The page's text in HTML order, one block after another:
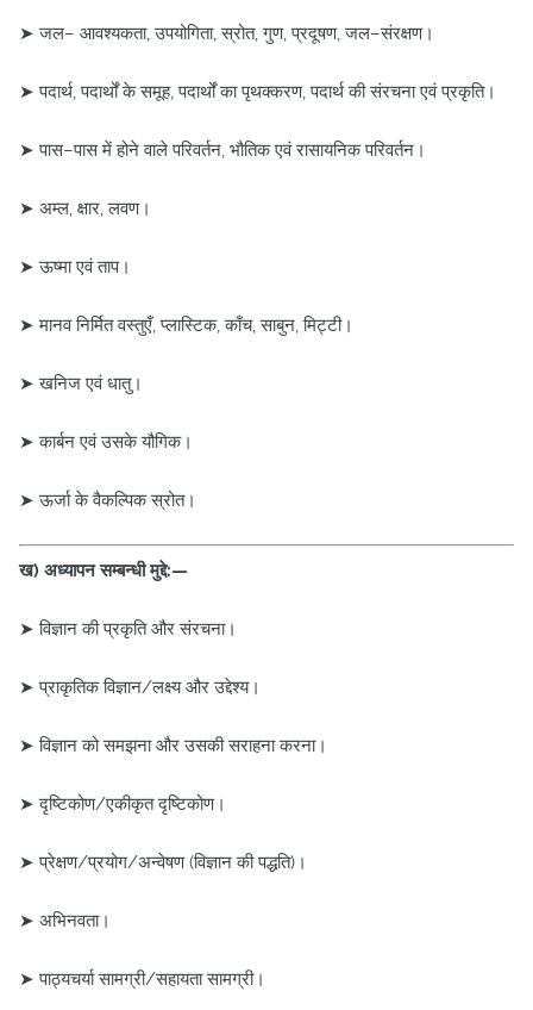
➤ जल– आवश्यकता, उपयोगिता, स्रोत, गुण, प्रदूषण, जल–संरक्षण।
➤ पदार्थ, पदार्थों के समूह, पदार्थों का पृथक्करण, पदार्थ की संरचना एवं प्रकृति।
➤ पास–पास में होने वाले परिवर्तन, भौतिक एवं रासायनिक परिवर्तन।
➤ अम्ल, क्षार, लवण।
➤ ऊष्मा एवं ताप।
➤ मानव निर्मित वस्तुएँ, प्लास्टिक, काँच, साबुन, मिट्टी।
➤ खनिज एवं धातु।
➤ कार्बन एवं उसके यौगिक।
➤ ऊर्जा के वैकल्पिक स्रोत।
ख) अध्यापन सम्बन्धी मुद्दे:—
➤ विज्ञान की प्रकृति और संरचना।
➤ प्राकृतिक विज्ञान/लक्ष्य और उद्देश्य।
➤ विज्ञान को समझना और उसकी सराहना करना।
➤ दृष्टिकोण/एकीकृत दृष्टिकोण।
➤ प्रेक्षण/प्रयोग/अन्वेषण (विज्ञान की पद्धति)।
➤ अभिनवता।
➤ पाठ्यचर्या सामग्री/सहायता सामग्री।